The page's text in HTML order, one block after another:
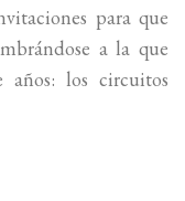
para que
a la que
años: los circuitos